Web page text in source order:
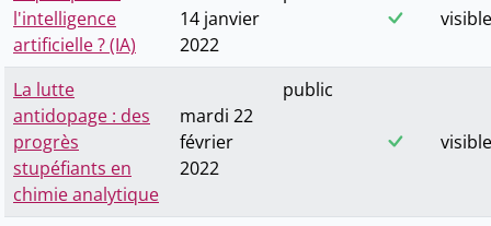
l'intelligence
artificielle ? (IA)
14 janvier
2022
visible
La lutte
antidopage : des
progrès
stupéfiants en
chimie analytique
mardi 22
février
2022
public
visible